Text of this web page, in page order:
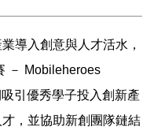
導入創意與人才活水，
－ Mobileheroes
引優秀學子投入創新產
，並協助新創團隊鏈結